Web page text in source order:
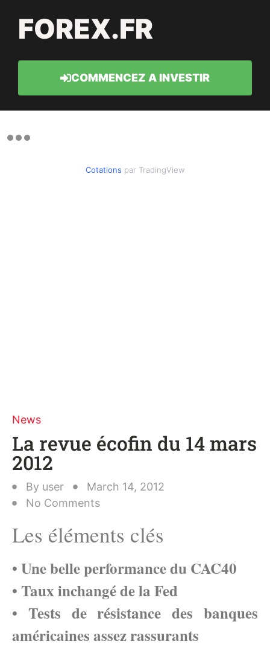
FOREX.FR
COMMENCEZ A INVESTIR
Cotations par TradingView
News
La revue écofin du 14 mars
2012
By user
March 14, 2012
No Comments
Les éléments clés
• Une belle performance du CAC40
• Taux inchangé de la Fed
• Tests de résistance des banques
américaines assez rassurants